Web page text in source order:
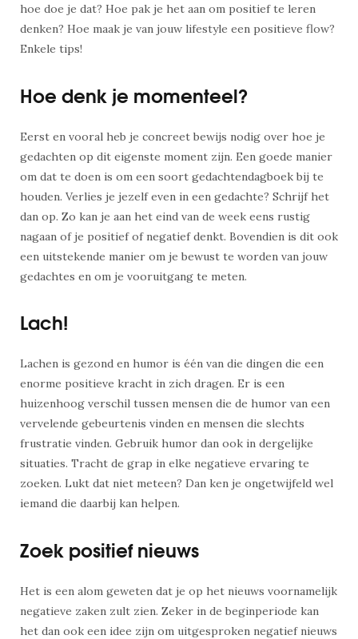
hoe doe je dat? Hoe pak je het aan om positief te leren
denken? Hoe maak je van jouw lifestyle een positieve flow?
Enkele tips!
Hoe denk je momenteel?
Eerst en vooral heb je concreet bewijs nodig over hoe je
gedachten op dit eigenste moment zijn. Een goede manier
om dat te doen is om een soort gedachtendagboek bij te
houden. Verlies je jezelf even in een gedachte? Schrijf het
dan op. Zo kan je aan het eind van de week eens rustig
nagaan of je positief of negatief denkt. Bovendien is dit ook
een uitstekende manier om je bewust te worden van jouw
gedachtes en om je vooruitgang te meten.
Lach!
Lachen is gezond en humor is één van die dingen die een
enorme positieve kracht in zich dragen. Er is een
huizenhoog verschil tussen mensen die de humor van een
vervelende gebeurtenis vinden en mensen die slechts
frustratie vinden. Gebruik humor dan ook in dergelijke
situaties. Tracht de grap in elke negatieve ervaring te
zoeken. Lukt dat niet meteen? Dan ken je ongetwijfeld wel
iemand die daarbij kan helpen.
Zoek positief nieuws
Het is een alom geweten dat je op het nieuws voornamelijk
negatieve zaken zult zien. Zeker in de beginperiode kan
het dan ook een idee zijn om uitgesproken negatief nieuws